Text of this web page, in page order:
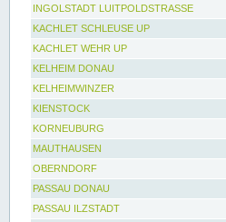
INGOLSTADT LUITPOLDSTRASSE
KACHLET SCHLEUSE UP
KACHLET WEHR UP
KELHEIM DONAU
KELHEIMWINZER
KIENSTOCK
KORNEUBURG
MAUTHAUSEN
OBERNDORF
PASSAU DONAU
PASSAU ILZSTADT